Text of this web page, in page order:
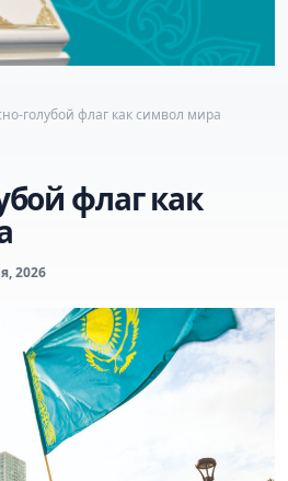
голубой флаг как символ мира
флаг как
2026